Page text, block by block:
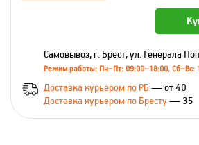
Самовывоз, г. Брест, ул. Генерала
Режим работы: Пн–Пт: 09:00–18:00, Сб–Вс:
Доставка курьером по РБ — от 40
Доставка курьером по Бресту— 35